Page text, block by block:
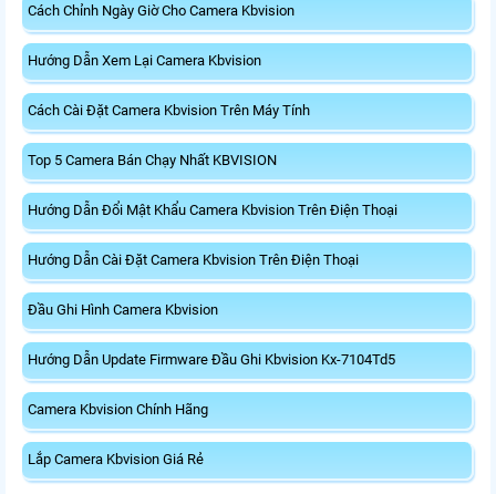
Cách Chỉnh Ngày Giờ Cho Camera Kbvision
Hướng Dẫn Xem Lại Camera Kbvision
Cách Cài Đặt Camera Kbvision Trên Máy Tính
Top 5 Camera Bán Chạy Nhất KBVISION
Hướng Dẫn Đổi Mật Khẩu Camera Kbvision Trên Điện Thoại
Hướng Dẫn Cài Đặt Camera Kbvision Trên Điện Thoại
Đầu Ghi Hình Camera Kbvision
Hướng Dẫn Update Firmware Đầu Ghi Kbvision Kx-7104Td5
Camera Kbvision Chính Hãng
Lắp Camera Kbvision Giá Rẻ